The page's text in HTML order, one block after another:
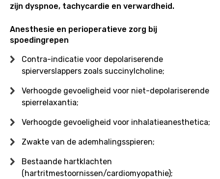
zijn dyspnoe, tachycardie en verwardheid.
Anesthesie en perioperatieve zorg bij
spoedingrepen
Contra-indicatie voor depolariserende
spierverslappers zoals succinylcholine;
Verhoogde gevoeligheid voor niet-depolariserende
spierrelaxantia;
Verhoogde gevoeligheid voor inhalatieanesthetica;
Zwakte van de ademhalingsspieren;
Bestaande hartklachten
(hartritmestoornissen/cardiomyopathie);